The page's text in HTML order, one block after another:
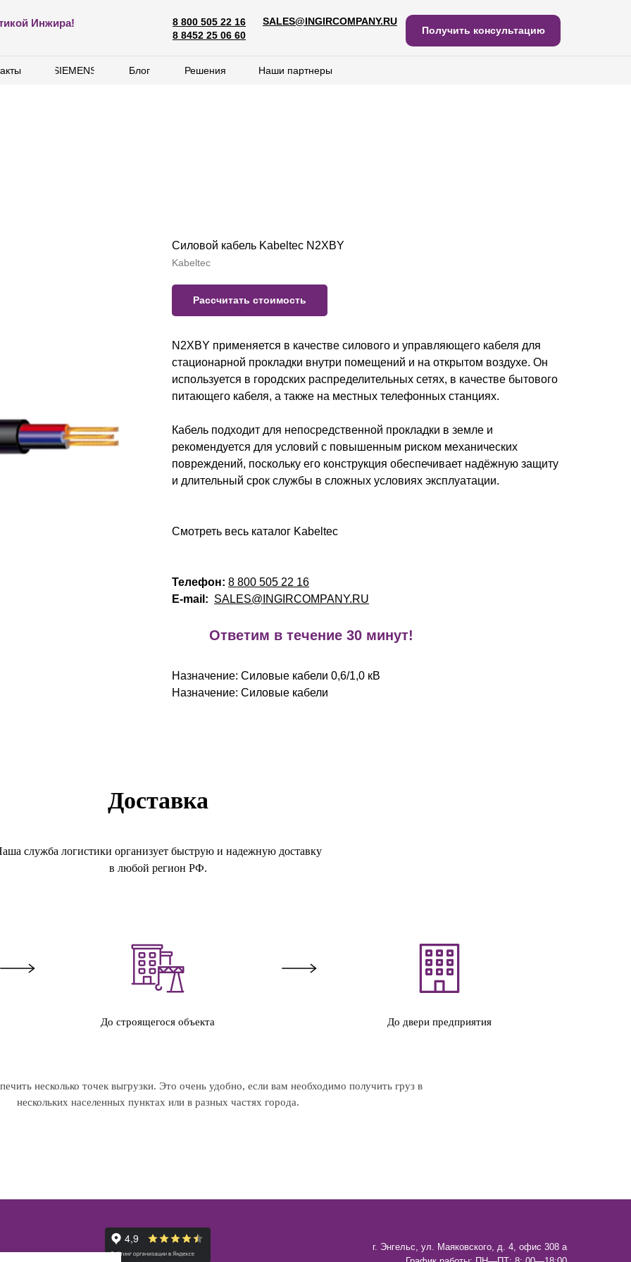
Получить консультацию
8 800 505 22 16
8 8452 25 06 60
SALES@INGIRCOMPANY.RU
Инжира!
Наши партнеры
Решения
Блог
SIEMENS
Получить консультацию
8 800 505 22 16
8 8452 25 06 60
SALES@INGIRCOMPANY.RU
Наши партнеры
Решения
Блог
SIEMENS
Силовой кабель Kabeltec N2XBY
Kabeltec
Рассчитать стоимость
N2XBY применяется в качестве силового и управляющего кабеля для
стационарной прокладки внутри помещений и на открытом воздухе. Он
используется в городских распределительных сетях, в качестве бытового
питающего кабеля, а также на местных телефонных станциях.
Кабель подходит для непосредственной прокладки в земле и
рекомендуется для условий с повышенным риском механических
повреждений, поскольку его конструкция обеспечивает надёжную защиту
и длительный срок службы в сложных условиях эксплуатации.
Смотреть весь каталог Kabeltec
Телефон: 8 800 505 22 16
E-mail: SALES@INGIRCOMPANY.RU
Ответим в течение 30 минут!
Назначение: Силовые кабели 0,6/1,0 кВ
Назначение: Силовые кабели
Доставка
служба логистики организует быструю и надежную доставку
в любой регион РФ.
До строящегося объекта До двери предприятия
несколько точек выгрузки. Это очень удобно, если вам необходимо получить груз в
нескольких населенных пунктах или в разных частях города.
г. Энгельс, ул. Маяковского, д. 4, офис 308 а